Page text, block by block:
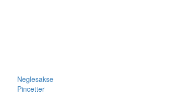
Neglesakse
Pincetter